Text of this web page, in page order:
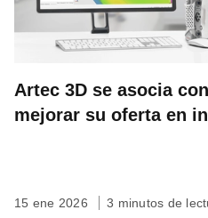
Artec 3D se asocia
mejorar su oferta en
15 ene 2026 3 minutos de